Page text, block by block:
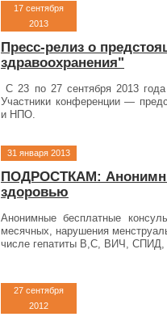
17 сентября
2013
Пресс-релиз о
здравоохранения"
С 23 по 27 сентября 2013
Участники конференции —
и НПО.
31 января 2013
ПОДРОСТКАМ:
здоровью
Анонимные бесплатные
месячных, нарушения
числе гепатиты В,С, ВИЧ, СПИД,
27 сентября
2012